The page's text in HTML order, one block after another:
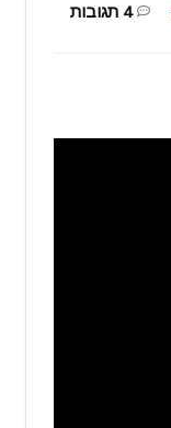
4 תגובות